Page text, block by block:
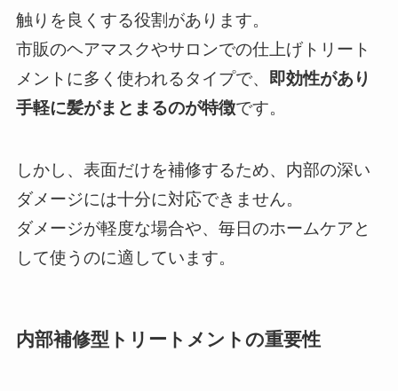
触りを良くする役割があります。
市販のヘアマスクやサロンでの仕上げトリート
メントに多く使われるタイプで、
即効性があり
手軽に髪がまとまるのが特徴です。
しかし、表面だけを補修するため、内部の深い
ダメージには十分に対応できません。
ダメージが軽度な場合や、毎日のホームケアと
して使うのに適しています。
内部補修型トリートメントの重要性